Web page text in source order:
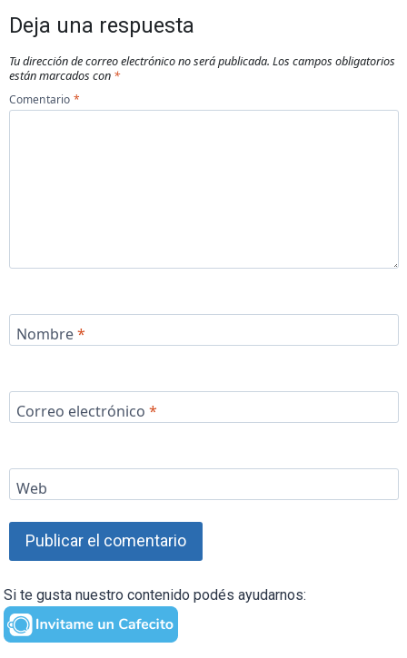
Deja una respuesta
Tu dirección de correo electrónico no será publicada. Los campos obligatorios
están marcados con *
Comentario *
Nombre*
Correo electrónico *
Web
Si te gusta nuestro contenido podés ayudarnos: